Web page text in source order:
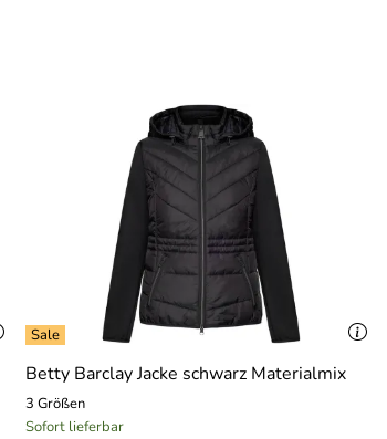
Betty Barclay Jacke schwarz Materialmix
3 Größen
Sofort lieferbar